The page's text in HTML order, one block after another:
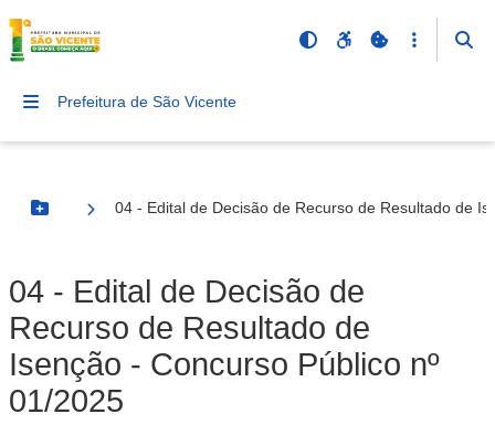
Prefeitura de São Vicente
Botão Menu
04 - Edital de Decisão de Recurso de Resultado de
04 - Edital de Decisão de
Recurso de Resultado de
Isenção - Concurso Público nº
01/2025